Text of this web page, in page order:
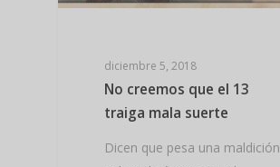
diciembre 5, 2018
No creemos que el 13
traiga mala suerte
Dicen que pesa una maldición